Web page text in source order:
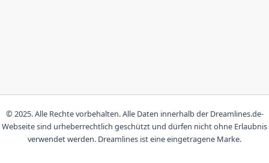
© 2025. Alle Rechte vorbehalten. Alle Daten innerhalb der Dreamlines.de-
Webseite sind urheberrechtlich geschützt und dürfen nicht ohne Erlaubnis
verwendet werden. Dreamlines ist eine eingetragene Marke.